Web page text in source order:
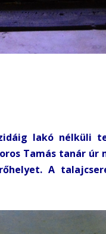
lakó nélküli
Tamás tanár
A